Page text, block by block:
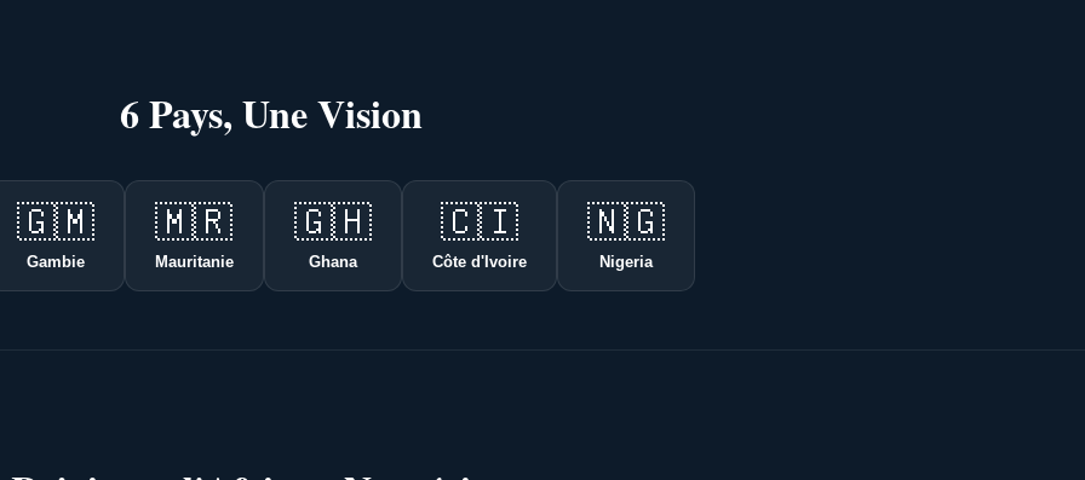
6 Pays, Une Vision
🇬🇲
Gambie
🇲🇷
Mauritanie
🇬🇭
Ghana
🇨🇮
Côte d'Ivoire
🇳🇬
Nigeria